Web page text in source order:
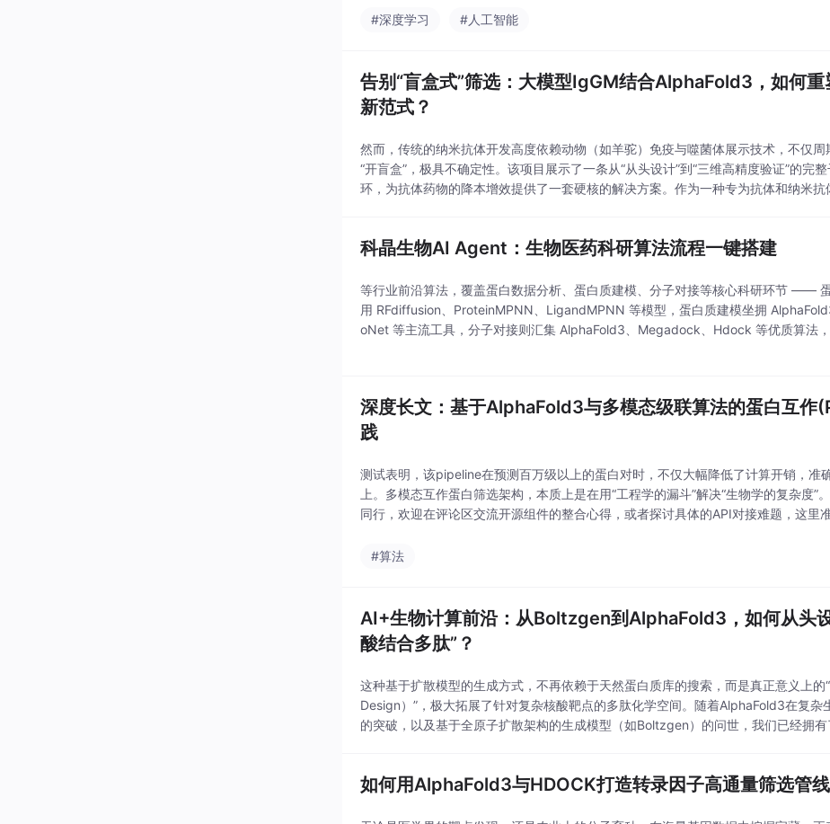
#深度学习 #人工智能
告别“盲盒式”筛选：大模型IgGM结合AlphaFold3，如何
新范式？
然而，传统的纳米抗体开发高度依赖动物（如羊驼）免疫与噬菌体展示技术，不仅
“开盲盒”，极具不确定性。该项目展示了一条从“从头设计”到“三维高精度验证”的完
环，为抗体药物的降本增效提供了一套硬核的解决方案。作为一种专为抗体和纳米
科晶生物AI Agent：生物医药科研算法流程一键搭建
等行业前沿算法，覆盖蛋白数据分析、蛋白质建模、分子对接等核心科研环节 ——
用 RFdiffusion、ProteinMPNN、LigandMPNN 等模型，蛋白质建模坐拥
oNet 等主流工具，分子对接则汇集 AlphaFold3、Megadock、Hdock 等优质算法
深度长文：基于AlphaFold3与多模态级联算法的蛋白互作
践
测试表明，该pipeline在预测百万级以上的蛋白对时，不仅大幅降低了计算开销，准
上。多模态互作蛋白筛选架构，本质上是在用“工程学的漏斗”解决“生物学的复杂度”
同行，欢迎在评论区交流开源组件的整合心得，或者探讨具体的API对接难题，这里
核心是
#算法
AI+生物计算前沿：从Boltzgen到AlphaFold3，如何从头
酸结合多肽”？
这种基于扩散模型的生成方式，不再依赖于天然蛋白质库的搜索，而是真正意义上
Design）”，极大拓展了针对复杂核酸靶点的多肽化学空间。随着AlphaFold3在复杂
的突破，以及基于全原子扩散架构的生成模型（如Boltzgen）的问世，我们已经拥有
如何用AlphaFold3与HDOCK打造转录因子高通量筛选管